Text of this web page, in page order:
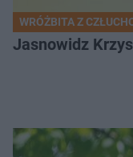
WRÓŻBITA Z
Jasnowidz